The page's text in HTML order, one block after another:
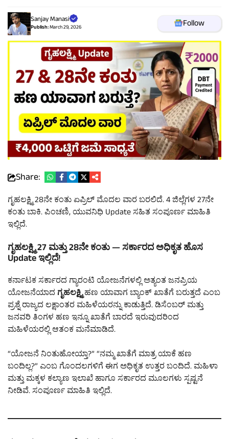
Sanjay Manasi
Publish:March 29, 2026 Follow
Share:
ಗೃಹಲಕ್ಷ್ಮಿ 28ನೇ ಕಂತು ಏಪ್ರಿಲ್ ಮೊದಲ ವಾರ ಬರಲಿದೆ. 4 ಜಿಲ್ಲೆಗಳ 27ನೇ
ಕಂತು ಬಾಕಿ. ಪಿಂಚಣಿ, ಯುವನಿಧಿ Update ಸಹಿತ ಸಂಪೂರ್ಣ ಮಾಹಿತಿ
ಇಲ್ಲಿದೆ.
ಗೃಹಲಕ್ಷ್ಮಿ 27 ಮತ್ತು 28ನೇ ಕಂತು — ಸರ್ಕಾರದ ಅಧಿಕೃತ ಹೊಸ
Update ಇಲ್ಲಿದೆ!
ಕರ್ನಾಟಕ ಸರ್ಕಾರದ ಗ್ಯಾರಂಟಿ ಯೋಜನೆಗಳಲ್ಲಿ ಅತ್ಯಂತ ಜನಪ್ರಿಯ
ಯೋಜನೆಯಾದ ಗೃಹಲಕ್ಷ್ಮಿಹಣ ಯಾವಾಗ ಬ್ಯಾಂಕ್ ಖಾತೆಗೆ ಬರುತ್ತದೆ ಎಂಬ
ಪ್ರಶ್ನೆ ರಾಜ್ಯದ ಲಕ್ಷಾಂತರ ಮಹಿಳೆಯರನ್ನು ಕಾಡುತ್ತಿದೆ. ಡಿಸೆಂಬರ್ ಮತ್ತು
ಜನವರಿ ತಿಂಗಳ ಹಣ ಇನ್ನೂ ಖಾತೆಗೆ ಬಾರದೆ ಇರುವುದರಿಂದ
ಮಹಿಳೆಯರಲ್ಲಿ ಆತಂಕ ಮನೆಮಾಡಿದೆ.
“ಯೋಜನೆ ನಿಂತುಹೋಯ್ತಾ?” “ನಮ್ಮ ಖಾತೆಗೆ ಮಾತ್ರ ಯಾಕೆ ಹಣ
ಬಂದಿಲ್ಲ?” ಎಂಬ ಗೊಂದಲಗಳಿಗೆ ಈಗ ಅಧಿಕೃತ ಉತ್ತರ ಬಂದಿದೆ. ಮಹಿಳಾ
ಮತ್ತು ಮಕ್ಕಳ ಕಲ್ಯಾಣ ಇಲಾಖೆ ಹಾಗೂ ಸರ್ಕಾರದ ಮೂಲಗಳು ಸ್ಪಷ್ಟನೆ
ನೀಡಿವೆ. ಸಂಪೂರ್ಣ ಮಾಹಿತಿ ಇಲ್ಲಿದೆ.